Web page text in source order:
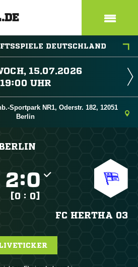
DEUTSCHLAND

 
Sportpark NR1, Oderstr. 182, 12051
Berlin
:
[0 : 0]
FC HERTHA 03